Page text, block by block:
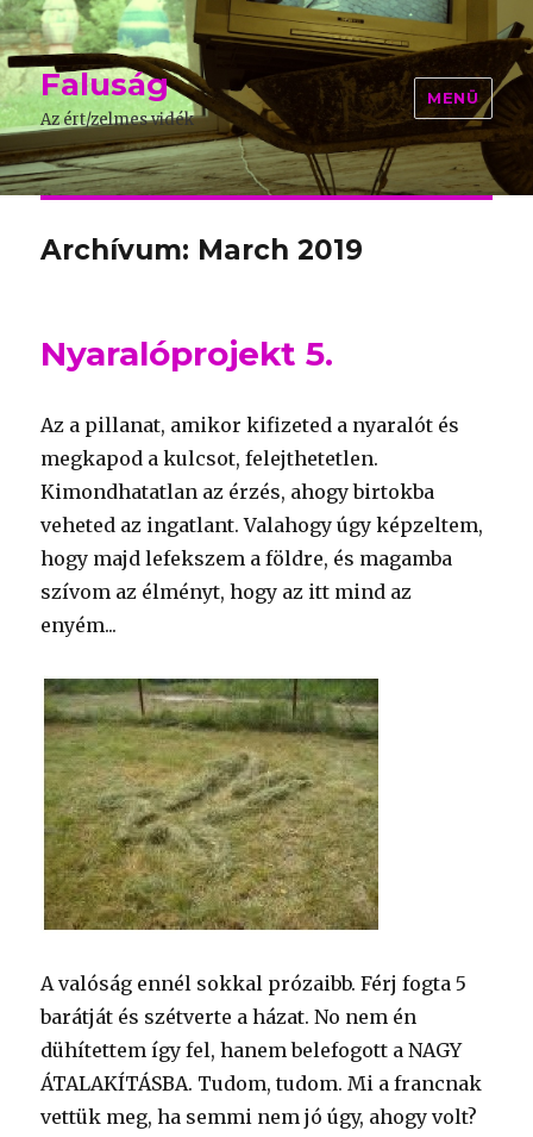
Faluság
Az ért/zelmes vidék
MENÜ
Archívum: March 2019
Nyaralóprojekt 5.
Az a pillanat, amikor kifizeted a nyaralót és
megkapod a kulcsot, felejthetetlen.
Kimondhatatlan az érzés, ahogy birtokba
veheted az ingatlant. Valahogy úgy képzeltem,
hogy majd lefekszem a földre, és magamba
szívom az élményt, hogy az itt mind az
enyém...
A valóság ennél sokkal prózaibb. Férj fogta 5
barátját és szétverte a házat. No nem én
dühítettem így fel, hanem belefogott a NAGY
ÁTALAKÍTÁSBA. Tudom, tudom. Mi a francnak
vettük meg, ha semmi nem jó úgy, ahogy volt?